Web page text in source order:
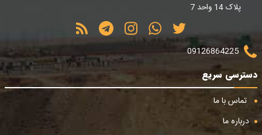
پلاک 14 واحد 7
09126864225
دسترسی سریع
تماس با ما
درباره ما